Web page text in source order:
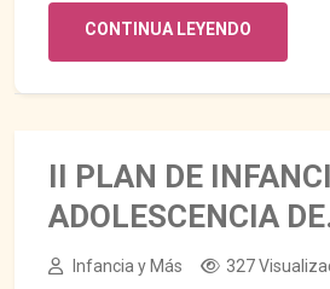
CONTINUA LEYENDO
II PLAN DE
ADOLESCENCIA DE
VALDEPEÑAS
Infancia y Más
327